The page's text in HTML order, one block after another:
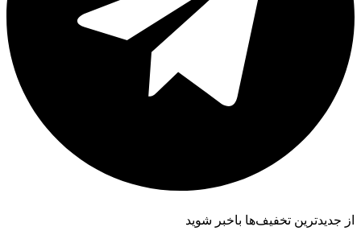
از جدیدترین تخفیف‌ها باخبر شوید